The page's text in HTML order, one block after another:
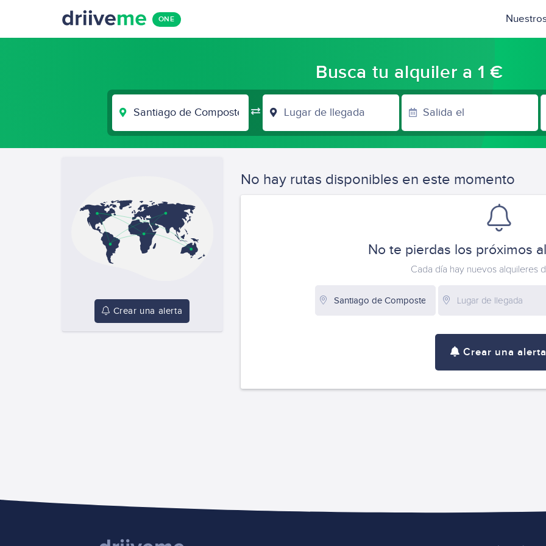
ONE
Busca tu alquiler a 1 €
DE
DE
LLEGADA
Crear una alerta
No hay rutas disponibles en este momento
No te pierdas los próximos
Cada día hay nuevos alquileres
Crear una